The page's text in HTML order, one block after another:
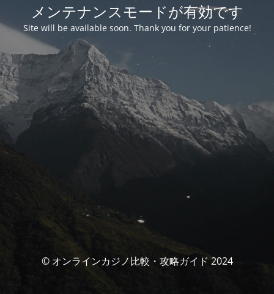
メンテナンスモードが有効です
Site will be available soon. Thank you for your patience!
© オンラインカジノ比較・攻略ガイド 2024